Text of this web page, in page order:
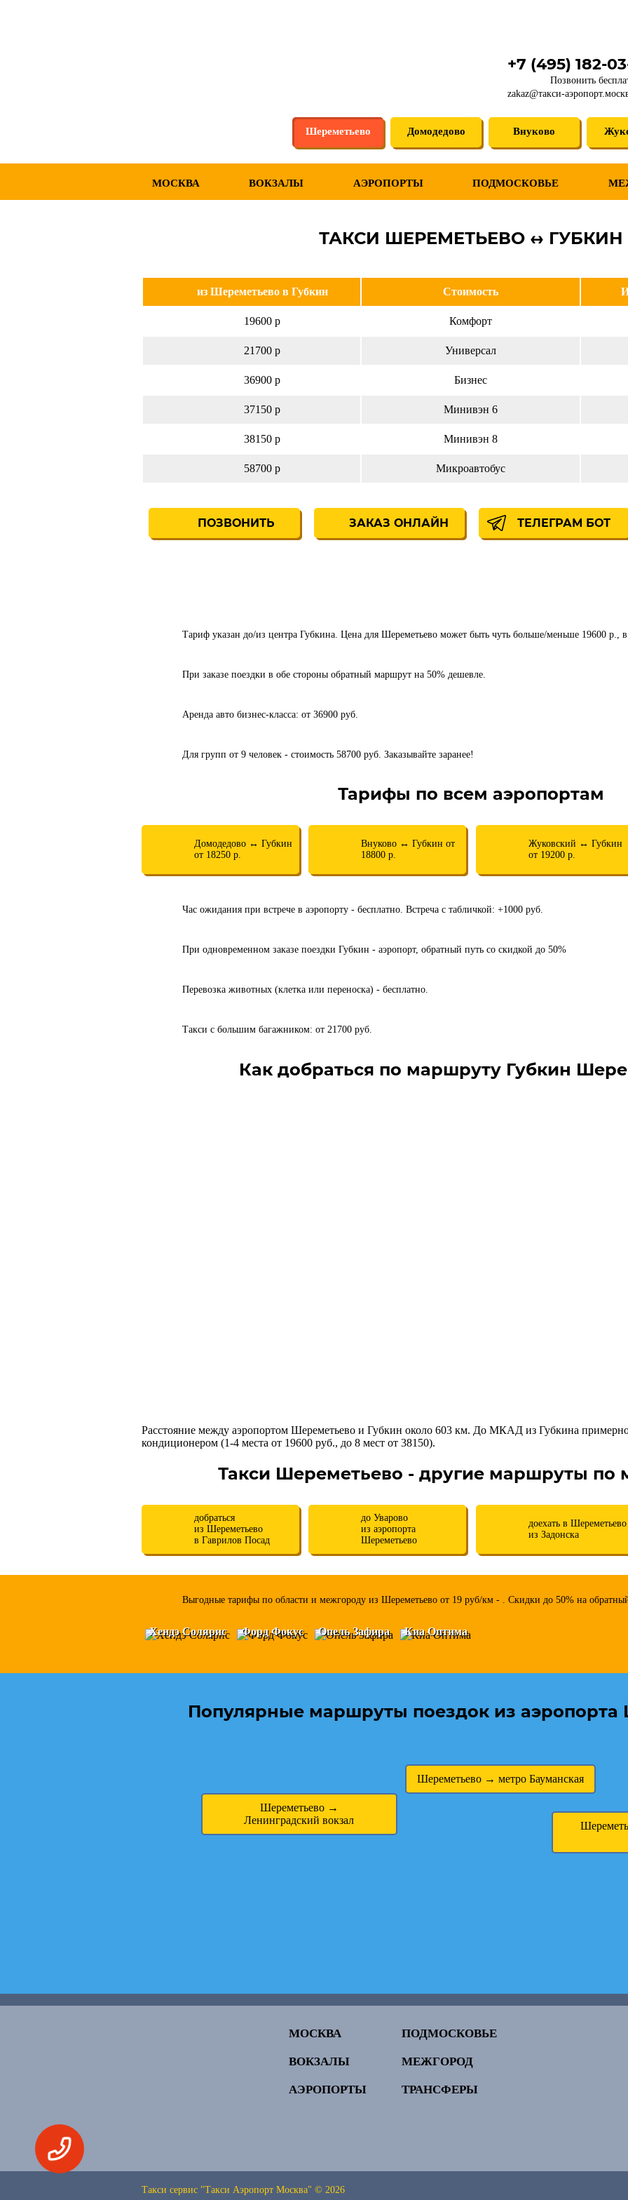
+7 (495) 182-
Позвонить
zakaz@такси-
Шереметьево Домодедово Внуково
МОСКВА ВОКЗАЛЫ АЭРОПОРТЫ ПОДМОСКОВЬЕ
ТАКСИ ШЕРЕМЕТЬЕВО ↔ ГУБКИН
из Шереметьево в Губкин Стоимость
19600 р Комфорт
21700 р Универсал
36900 р Бизнес
37150 р Минивэн 6
38150 р Минивэн 8
58700 р Микроавтобус
ПОЗВОНИТЬ ЗАКАЗ ОНЛАЙН ТЕЛЕГРАМ БОТ
Тариф указан до/из центра Губкина. Цена для Шереметьево может быть чуть больше/меньше 19600 р.,
При заказе поездки в обе стороны обратный маршрут на 50% дешевле.
Аренда авто бизнес-класса: от 36900 руб.
Для групп от 9 человек - стоимость 58700 руб. Заказывайте заранее!
Тарифы по всем аэропортам
Домодедово ↔ Губкин
от 18250 р.
Внуково ↔ Губкин от
18800 р.
Жуковский ↔ Губкин
от 19200 р.
Час ожидания при встрече в аэропорту - бесплатно. Встреча с табличкой: +1000 руб.
При одновременном заказе поездки Губкин - аэропорт, обратный путь со скидкой до 50%
Перевозка животных (клетка или переноска) - бесплатно.
Такси с большим багажником: от 21700 руб.
Как добраться по маршруту Губкин
Расстояние между аэропортом Шереметьево и Губкин около 603 км. До МКАД из Губкина
кондиционером (1-4 места от 19600 руб., до 8 мест от 38150).
Такси Шереметьево - другие маршруты по
добраться
из Шереметьево
в Гаврилов Посад
до Уварово
из аэропорта
Шереметьево
доехать в Шереметьево
из Задонска
Выгодные тарифы по области и межгороду из Шереметьево от 19 руб/км - . Скидки до 50% на
Хендэ Солярис Форд Фокус Опель Зафира Киа Оптима
Популярные маршруты поездок из аэропорта
Шереметьево →
Ленинградский вокзал
Шереметьево → метро Бауманская
МОСКВА
ВОКЗАЛЫ
АЭРОПОРТЫ
ПОДМОСКОВЬЕ
МЕЖГОРОД
ТРАНСФЕРЫ
Такси сервис "Такси Аэропорт Москва" © 2026